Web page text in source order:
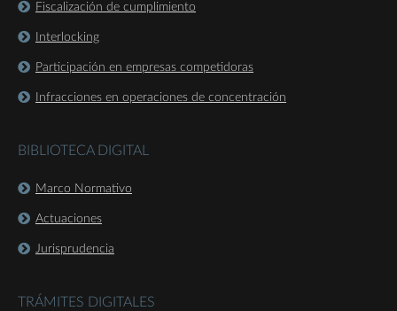
Fiscalización de cumplimiento
Interlocking
Participación en empresas competidoras
Infracciones en operaciones de concentración
BIBLIOTECA DIGITAL
Marco Normativo
Actuaciones
Jurisprudencia
TRÁMITES DIGITALES